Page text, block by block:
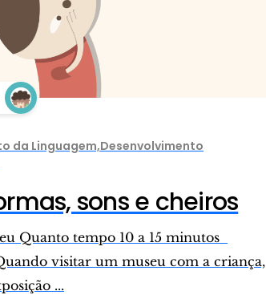
da Linguagem,Desenvolvimento
sons e cheiros
Quanto tempo 10 a 15 minutos
visitar um museu com a criança,
...